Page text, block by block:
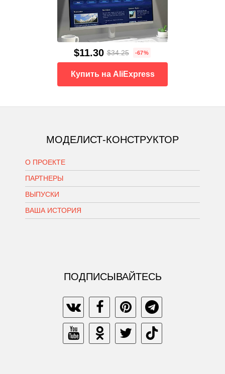
$11.30 $34.25 -67%
Купить на AliExpress
МОДЕЛИСТ-КОНСТРУКТОР
О ПРОЕКТЕ
ПАРТНЕРЫ
ВЫПУСКИ
ВАША ИСТОРИЯ
ПОДПИСЫВАЙТЕСЬ